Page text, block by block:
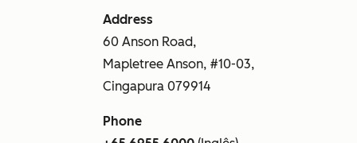
Address
60 Anson Road,
Mapletree Anson, #10-03,
Cingapura 079914
Phone